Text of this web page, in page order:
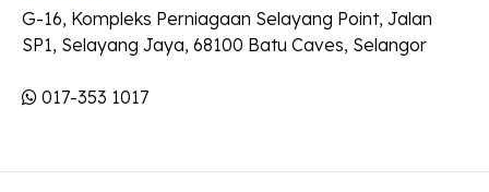
G-16, Kompleks Perniagaan Selayang Point, Jalan
SP1, Selayang Jaya, 68100 Batu Caves, Selangor
017-353 1017